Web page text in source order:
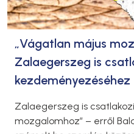
„Vágatlan május
Zalaegerszeg is
kezdeményezéséhez
Zalaegerszeg is
mozgalomhoz” – erről